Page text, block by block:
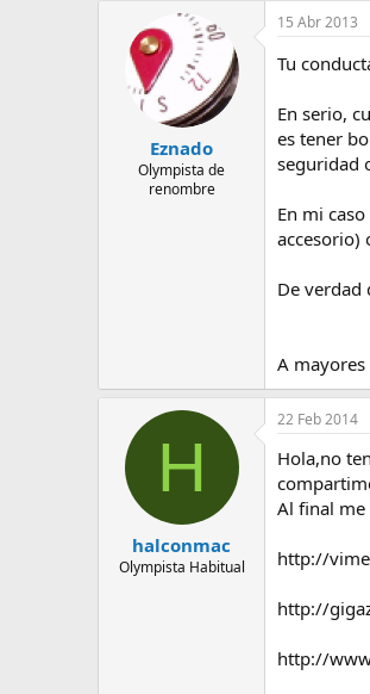
Eznado
Olympista de
renombre
15 Abr 2013
Tu
En serio,
es tener
seguridad
En mi
accesorio)
De verdad
A
H
halconmac
Olympista Habitual
22 Feb 2014
Hola,no
Al final me
http://
http://
http://